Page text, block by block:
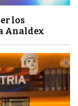
los
Analdex